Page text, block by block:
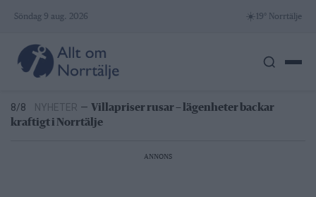
Skip
content
Söndag 9 aug. 2026 ☀️ 19° Norrtälje
den som drabbas
8/8 KONSERVATIVA LEDARE
drivmedelspriser är hat mot landsbygden
NYHETER —
Villapriser rusar – lägenheter backar
8/8 BLÅLJUS — Indraget körkort efter parkeringsskada i
Hallstavik
ANNONS